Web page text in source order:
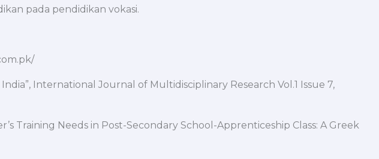
pada pendidikan vokasi.
International Journal of Multidisciplinary Research Vol.1 Issue 7,
Training Needs in Post-Secondary School-Apprenticeship Class: A Greek